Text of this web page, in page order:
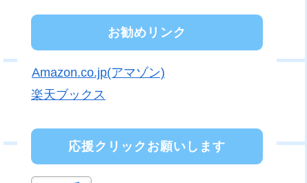
お勧めリンク
Amazon.co.jp(アマゾン)
楽天ブックス
応援クリックお願いします